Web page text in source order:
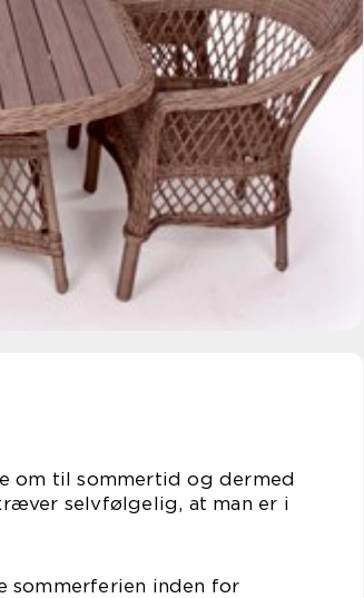
om til sommertid og dermed
selvfølgelig, at man er i
inden for